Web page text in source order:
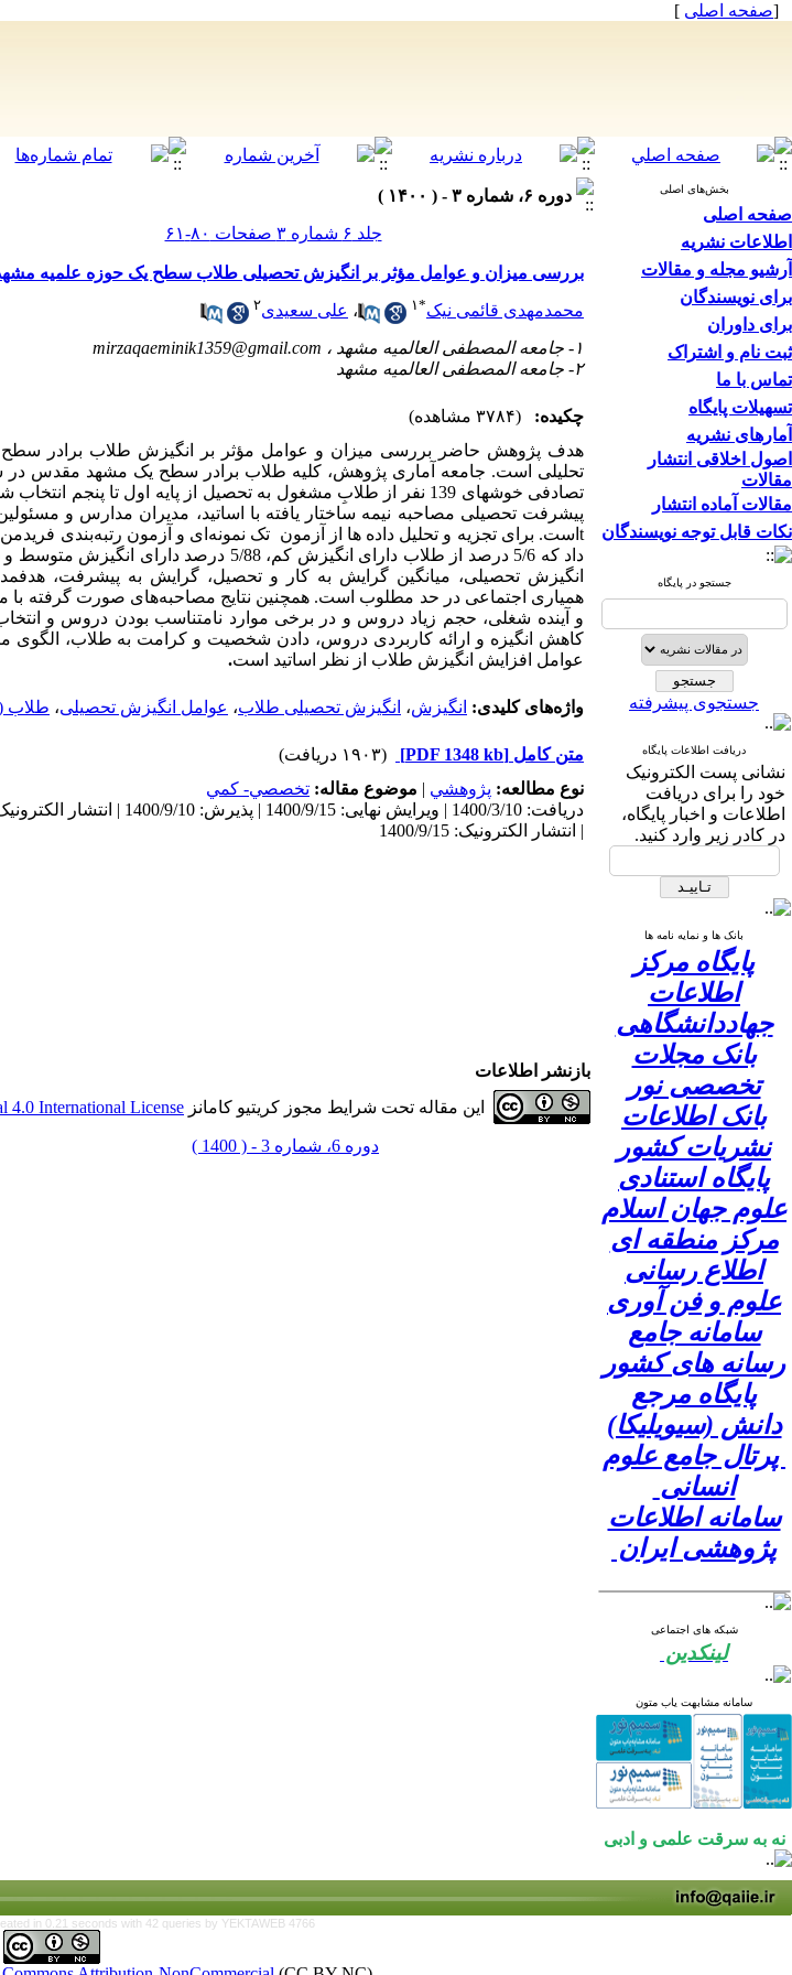
[صفحه اصلی ]
بخش‌های اصلی
صفحه اصلی
اطلاعات نشریه
آرشیو مجله و مقالات
برای نویسندگان
برای داوران
ثبت نام و اشتراک
تماس با ما
تسهیلات پایگاه
آمارهای نشریه
اصول اخلاقی انتشار
مقالات
مقالات آماده انتشار
نکات قابل توجه نویسندگان
جستجو در پایگاه
جستجوی پیشرفته
دریافت اطلاعات پایگاه
نشانی پست الکترونیک
خود را برای دریافت
اطلاعات و اخبار پایگاه،
در کادر زیر وارد کنید.
بانک ها و نمایه نامه ها
پایگاه مرکز
اطلاعات
جهاددانشگاهی
بانک مجلات
تخصصی نور
بانک اطلاعات
نشریات کشور
پایگاه استنادی
علوم جهان اسلام
مرکز منطقه ای
اطلاع رسانی
علوم و فن آوری
سامانه جامع
رسانه های کشور
پایگاه مرجع
دانش (سیویلیکا)
پرتال جامع علوم
انسانی
سامانه اطلاعات
پژوهشی ایران
شبکه های اجتماعی
لینکدین
سامانه مشابهت یاب متون
نه به سرقت علمی و ادبی
دوره ۶، شماره ۳ - ( ۱۴۰۰ )
جلد ۶ شماره ۳ صفحات ۸۰-۶۱
بررسی میزان و عوامل مؤثر بر انگیزش تحصیلی طلاب سطح یک حوزه علمیه
محمدمهدی قائمی نیک*۱ ، علی سعیدی۲
۱- جامعه المصطفی العالمیه مشهد ،
mirzaqaeminik1359@gmail.com
۲- جامعه المصطفی العالمیه مشهد
چکیده:
(۳۷۸۴ مشاهده)
هدف پژوهش حاضر بررسی میزان و عوامل مؤثر بر انگیزش طلاب برادر
تصادفی خوشه­ای 139 نفر از طلابِ مشغول به تحصیل از پایه اول تا پنجم انتخاب شدند.
پیشرفت تحصیلی مصاحبه نیمه ساختار یافته با اساتید، مدیران مدارس و
است. برای تجزیه و تحلیل داده ها از آزمون‌‌t
تک نمونه‌ای و آزمون رتبه‌بندی
انگیزش تحصیلی، میانگین گرایش به کار و تحصیل، گرایش به پیشرفت،
همیاری اجتماعی در حد مطلوب است. همچنین نتایج مصاحبه‌های صورت گرفته با
و آینده شغلی، حجم زیاد دروس و در برخی موارد نامتناسب بودن دروس و
کاهش انگیزه و ارائه کاربردی دروس، دادن شخصیت و کرامت به طلاب، الگوی
عوامل افزایش انگیزش طلاب از نظر اساتید است.
واژه‌های کلیدی: انگیزش، انگیزش تحصیلی طلاب، عوامل انگیزش تحصیلی، طلاب
متن کامل [PDF 1348 kb]
(۱۹۰۳ دریافت)
نوع مطالعه: پژوهشي | موضوع مقاله: تخصصي- كمي
| انتشار الکترونیک: 1400/9/15
بازنشر اطلاعات
این مقاله تحت شرایط مجوز کریتیو کامانز 4.0 International License
دوره 6، شماره 3 - ( 1400 )
in 0.21 seconds with 42 queries by YEKTAWEB 4766